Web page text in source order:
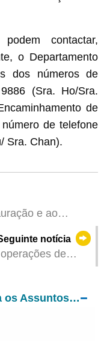
contactar,
o Departamento
dos números de
(Sra. Ho/Sra.
de
de telefone
Sra. Chan).
e ao
de 2023
notícia
de
Direcção dos Serviços para os Assuntos Laborais